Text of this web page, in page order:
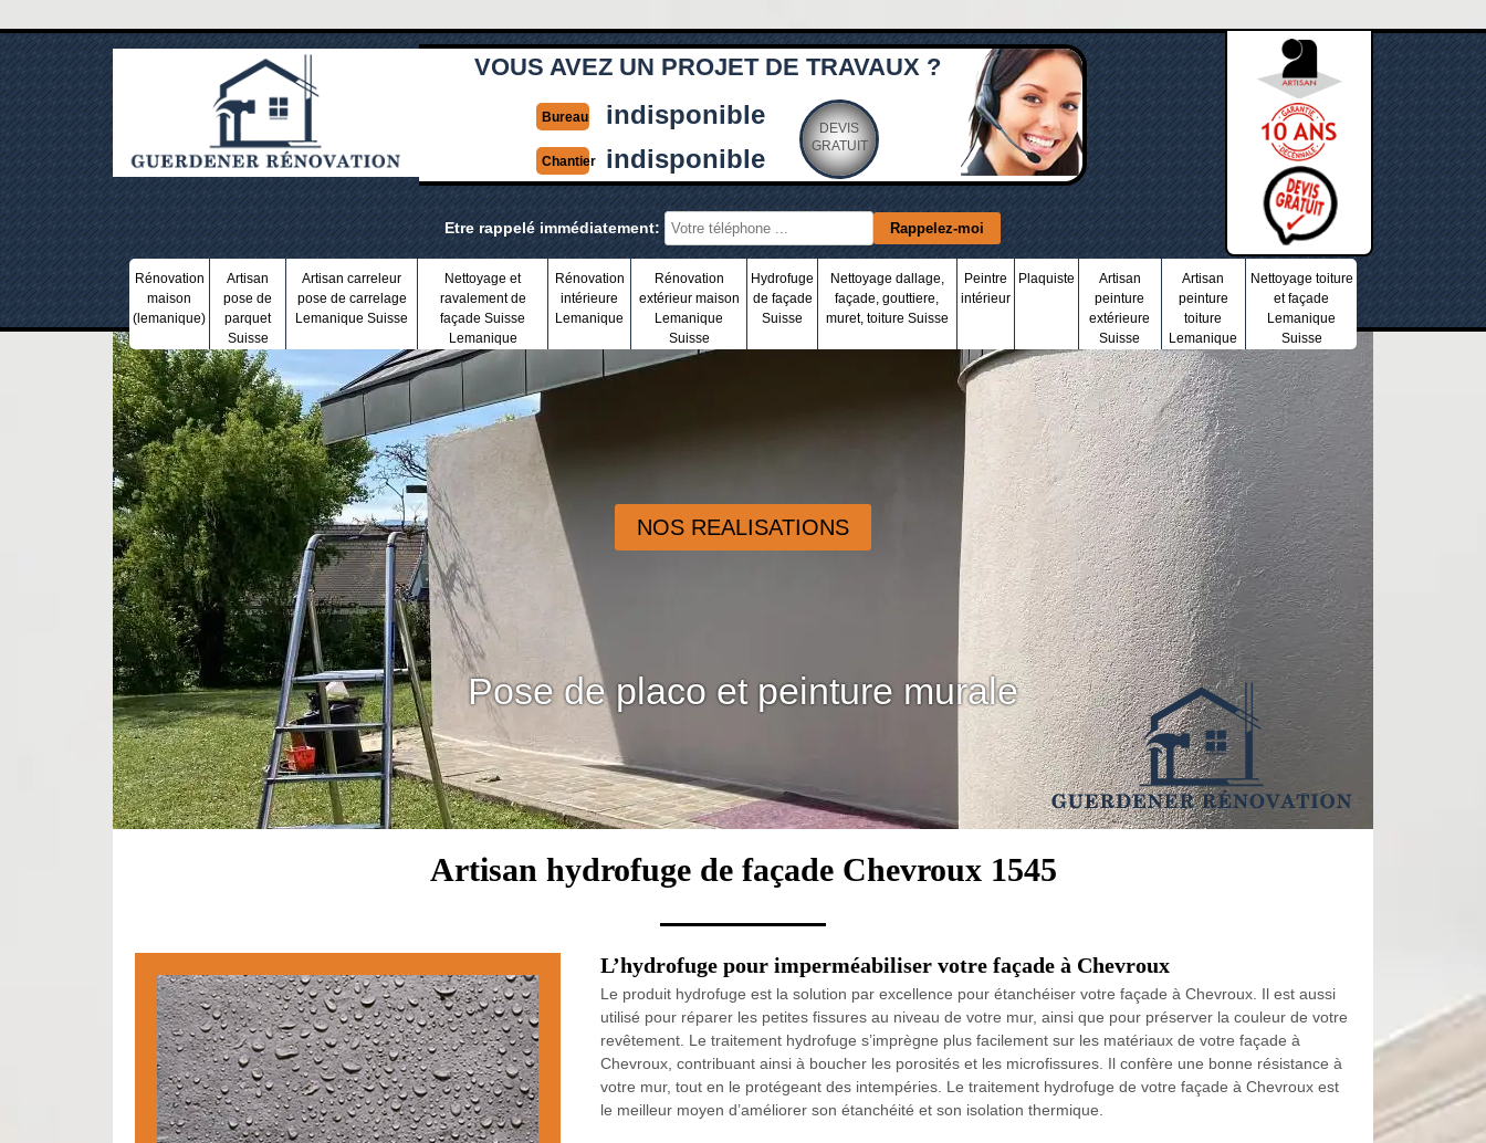
VOUS AVEZ UN PROJET DE TRAVAUX ?
Bureau indisponible
Chantier indisponible
DEVIS
GRATUIT
Etre rappelé immédiatement:
Rénovation
maison
(lemanique)
Artisan
pose de
parquet
Suisse
Artisan carreleur
pose de carrelage
Lemanique Suisse
Nettoyage et
ravalement de
façade Suisse
Lemanique
Rénovation
intérieure
Lemanique
Rénovation
extérieur maison
Lemanique
Suisse
Hydrofuge
de façade
Suisse
Nettoyage dallage,
façade, gouttiere,
muret, toiture Suisse
Peintre
intérieur
Plaquiste
Artisan
peinture
extérieure
Suisse
Artisan
peinture
toiture
Lemanique
Nettoyage toiture
et façade
Lemanique
Suisse
NOS REALISATIONS
Pose de placo et peinture murale
Artisan hydrofuge de façade Chevroux 1545
L’hydrofuge pour imperméabiliser votre façade à Chevroux
Le produit hydrofuge est la solution par excellence pour étanchéiser votre façade à Chevroux. Il est aussi
utilisé pour réparer les petites fissures au niveau de votre mur, ainsi que pour préserver la couleur de votre
revêtement. Le traitement hydrofuge s’imprègne plus facilement sur les matériaux de votre façade à
Chevroux, contribuant ainsi à boucher les porosités et les microfissures. Il confère une bonne résistance à
votre mur, tout en le protégeant des intempéries. Le traitement hydrofuge de votre façade à Chevroux est
le meilleur moyen d’améliorer son étanchéité et son isolation thermique.